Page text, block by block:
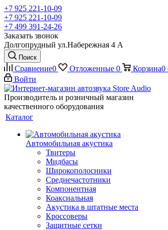
+7 925 221-10-09
+7 925 221-10-09
+7 499 391-24-26
Заказать звонок
Долгопрудный ул.Набережная 4 А
Поиск
Сравнение0 Отложенные 0 Корзина0
Войти
Производитель и розничный магазин
качественного оборудования
Каталог
Автомобильная акустика
Твитеры
Мидбасы
Широкополосники
Среднечастотники
Компонентная
Коаксиальная
Акустика в штатные места
Кроссоверы
Защитные сетки